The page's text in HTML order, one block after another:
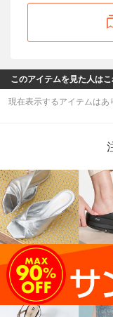
このアイテムを見た人は
現在表示するアイテムはあ